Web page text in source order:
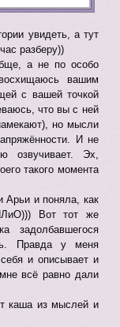
увидеть, а тут
разберу))
а не по особо
вашим
с вашей точкой
что вы с ней
но мысли
И не
озвучивает. Эх,
такого момента
Арьи и поняла, как
Вот тот же
задолбавшегося
Правда у меня
и описывает и
всё равно дали
каша из мыслей и